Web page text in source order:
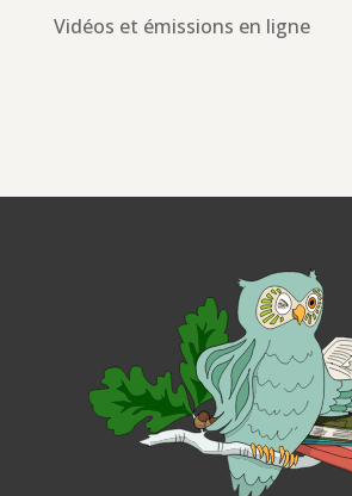
Vidéos et émissions en ligne